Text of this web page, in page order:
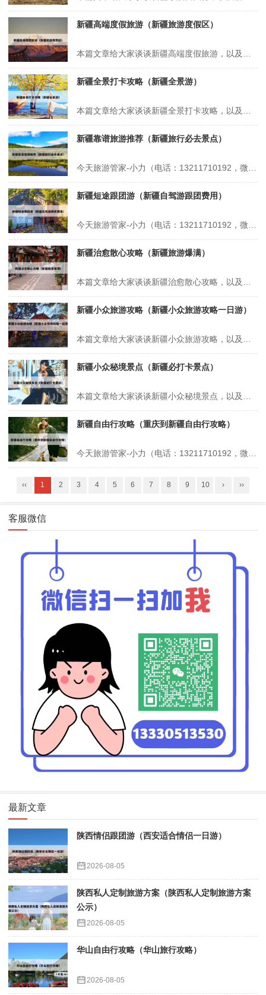
新疆高端度假旅游（新疆旅游度假区）
新疆全景打卡攻略（新疆全景游）
新疆靠谱旅游推荐（新疆旅行必去景点）
新疆短途跟团游（新疆自驾游跟团费用）
新疆治愈散心攻略（新疆旅游爆满）
新疆小众旅游攻略（新疆小众旅游攻略一日游）
新疆小众秘境景点（新疆必打卡景点）
新疆自由行攻略（重庆到新疆自由行攻略）
‹‹ 1 2 3 4 5 6 7 8 9 10 › ››
客服微信
最新文章
陕西情侣跟团游（西安适合情侣一日游）
2026-08-05
陕西私人定制旅游方案（陕西私人定制旅游方案
公示）
2026-08-05
华山自由行攻略（华山旅行攻略）
2026-08-05